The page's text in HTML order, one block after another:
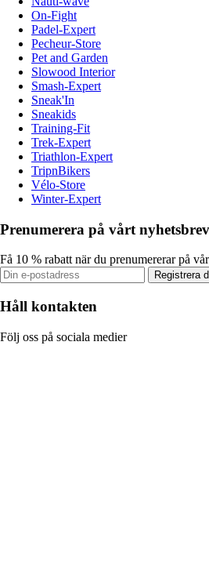
On-Fight
Padel-Expert
Pecheur-Store
Pet and Garden
Slowood Interior
Smash-Expert
Sneak'In
Sneakids
Training-Fit
Trek-Expert
Triathlon-Expert
TripnBikers
Vélo-Store
Winter-Expert
Prenumerera på vårt nyhetsbrev
Få 10 % rabatt när du prenumererar på
Registrera
Håll kontakten
Följ oss på sociala medier